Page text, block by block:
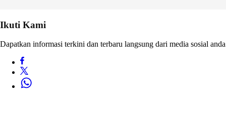
Ikuti Kami
Dapatkan informasi terkini dan terbaru langsung dari media sosial anda